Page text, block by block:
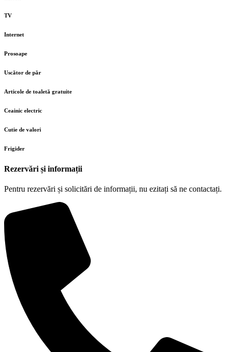
TV
Internet
Prosoape
Uscător de păr
Articole de toaletă gratuite
Ceainic electric
Cutie de valori
Frigider
Rezervări și informații
Pentru rezervări și solicitări de informații, nu ezitați să ne contactați.